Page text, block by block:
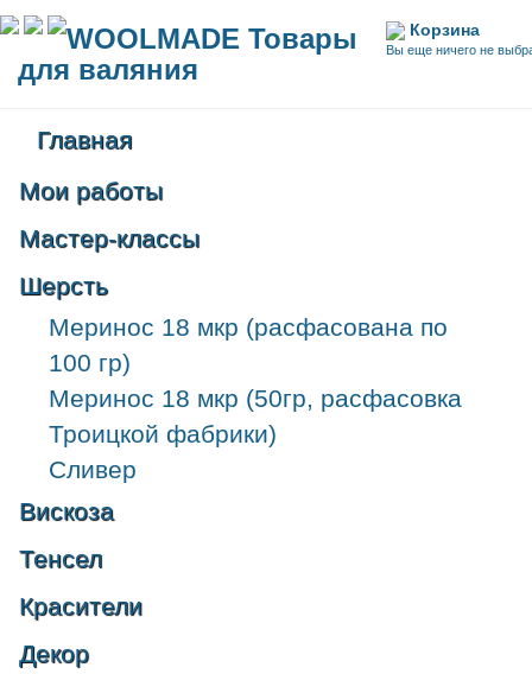
Корзина
Вы еще ничего не
WOOLMADE Товары
для валяния
Главная
Мои работы
Мастер-классы
Шерсть
Меринос 18 мкр (расфасована по
100 гр)
Меринос 18 мкр (50гр, расфасовка
Троицкой фабрики)
Сливер
Вискоза
Тенсел
Красители
Декор